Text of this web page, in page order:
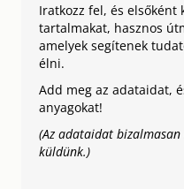
Iratkozz fel, és elsőként
tartalmakat, hasznos
amelyek segítenek
élni.
Add meg az adataidat,
anyagokat!
(Az adataidat
küldünk.)